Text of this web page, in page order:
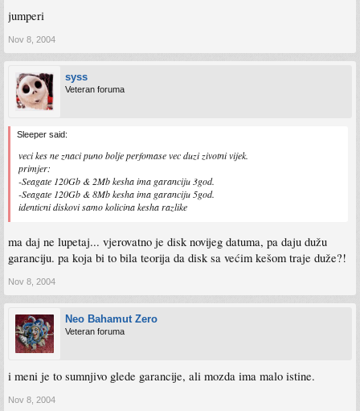
jumperi
Nov 8, 2004
syss
Veteran foruma
Sleeper said:
veci kes ne znaci puno bolje perfomase vec duzi zivotni vijek.
primjer:
-Seagate 120Gb & 2Mb kesha ima garanciju 3god.
-Seagate 120Gb & 8Mb kesha ima garanciju 5god.
identicni diskovi samo kolicina kesha razlike
ma daj ne lupetaj... vjerovatno je disk novijeg datuma, pa daju dužu
garanciju. pa koja bi to bila teorija da disk sa većim kešom traje duže?!
Nov 8, 2004
Neo Bahamut Zero
Veteran foruma
i meni je to sumnjivo glede garancije, ali mozda ima malo istine.
Nov 8, 2004